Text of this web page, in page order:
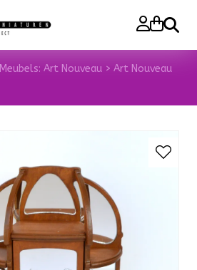
Zoeken
Meubels: Art Nouveau > Art Nouveau